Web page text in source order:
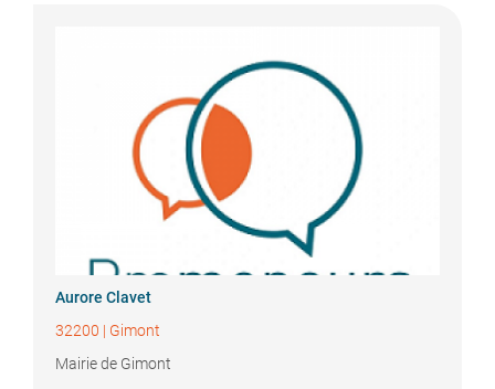
Aurore Clavet
32200 | Gimont
Mairie de Gimont